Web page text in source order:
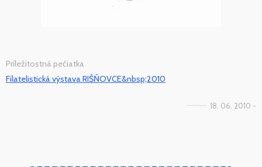
Príležitostná pečiatka
Filatelistická výstava RIŠŇOVCE&nbsp;2010
18. 06. 2010 -